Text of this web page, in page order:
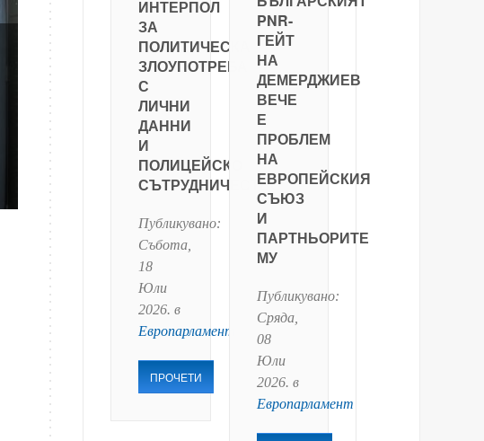
ИНТЕРПОЛ
ЗА
ПОЛИТИЧЕСКА
ЗЛОУПОТРЕБА
С
ЛИЧНИ
ДАННИ
И
ПОЛИЦЕЙСКО
СЪТРУДНИЧЕСТВО
Публикувано:
Събота,
18
Юли
2026. в
Европарламент
ПРОЧЕТИ
PNR-
ГЕЙТ
НА
ДЕМЕРДЖИЕВ
ВЕЧЕ
Е
ПРОБЛЕМ
НА
ЕВРОПЕЙСКИЯ
СЪЮЗ
И
ПАРТНЬОРИТЕ
МУ
Публикувано:
Сряда,
08
Юли
2026. в
Европарламент